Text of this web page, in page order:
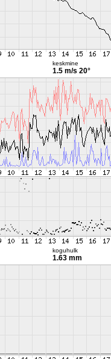
keskmine
1.5 m/s 20°
koguhulk
1.63 mm